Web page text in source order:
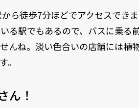
ら徒歩7分ほどでアクセスでき
る駅でもあるので、バスに乗る
んね。淡い色合いの店舗には植
。
ん！